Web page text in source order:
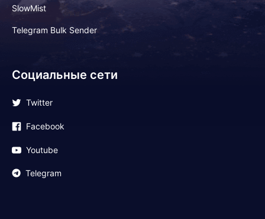
SlowMist
Telegram Bulk Sender
Социальные сети
Twitter
Facebook
Youtube
Telegram